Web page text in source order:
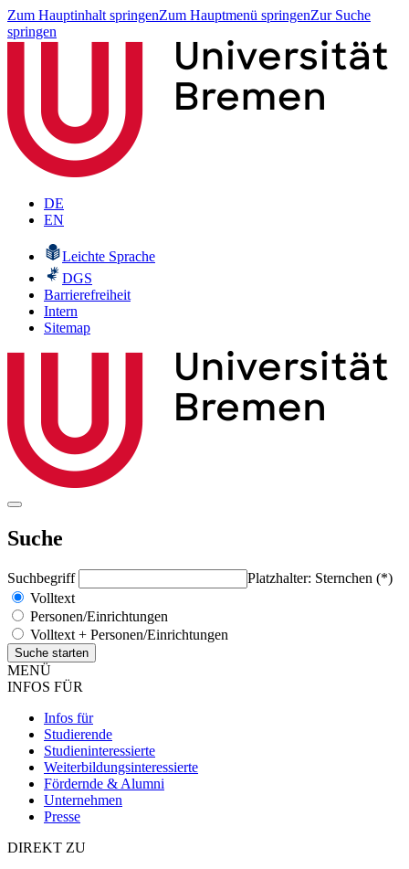
Zum Hauptinhalt springenZum Hauptmenü springenZur Suche
springen
DE
EN
Leichte Sprache
DGS
Barrierefreiheit
Intern
Sitemap
Suche
Suchbegriff
Platzhalter: Sternchen (*)
Volltext
Personen/Einrichtungen
Volltext + Personen/Einrichtungen
MENÜ
INFOS FÜR
Infos für
Studierende
Studieninteressierte
Weiterbildungsinteressierte
Fördernde & Alumni
Unternehmen
Presse
DIREKT ZU